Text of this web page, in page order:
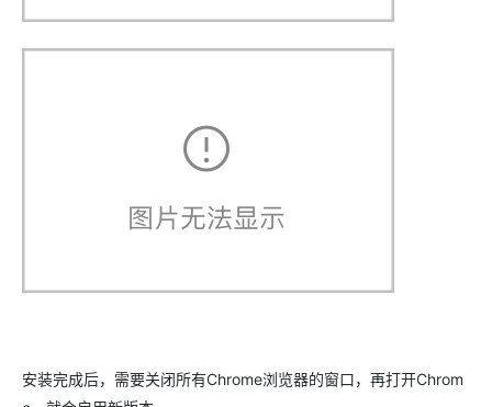
安装完成后，需要关闭所有Chrome浏览器的窗口，再打开Chrom